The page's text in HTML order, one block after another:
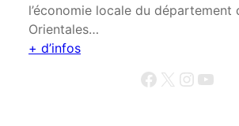
l’économie locale du département
Orientales…
+ d’infos
Facebook X Instagram YouTube